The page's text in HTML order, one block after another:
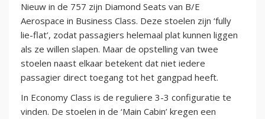
Nieuw in de 757 zijn Diamond Seats van B/E
Aerospace in Business Class. Deze stoelen zijn ‘fully
lie-flat’, zodat passagiers helemaal plat kunnen liggen
als ze willen slapen. Maar de opstelling van twee
stoelen naast elkaar betekent dat niet iedere
passagier direct toegang tot het gangpad heeft.
In Economy Class is de reguliere 3-3 configuratie te
vinden. De stoelen in de ‘Main Cabin’ kregen een